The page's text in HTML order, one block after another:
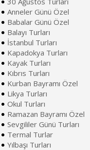
Anneler Günü Özel
Babalar Günü Özel
Balayı Turları
İstanbul Turları
Kapadokya Turları
Kayak Turları
Kıbrıs Turları
Kurban Bayramı Özel
Likya Turları
Okul Turları
Ramazan Bayramı Özel
Sevgililer Günü Turları
Termal Turlar
Yılbaşı Turları